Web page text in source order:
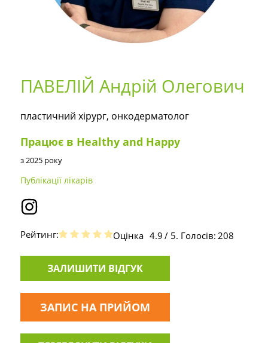
ПАВЕЛІЙ Андрій Олегович
пластичний хірург, онкодерматолог
Працює в Healthy and Happy
з 2025 року
Публікації лікарів
Рейтинг: Оцінка 4.9 / 5. Голосів: 208
ЗАЛИШИТИ ВІДГУК
ЗАПИС НА ПРИЙОМ